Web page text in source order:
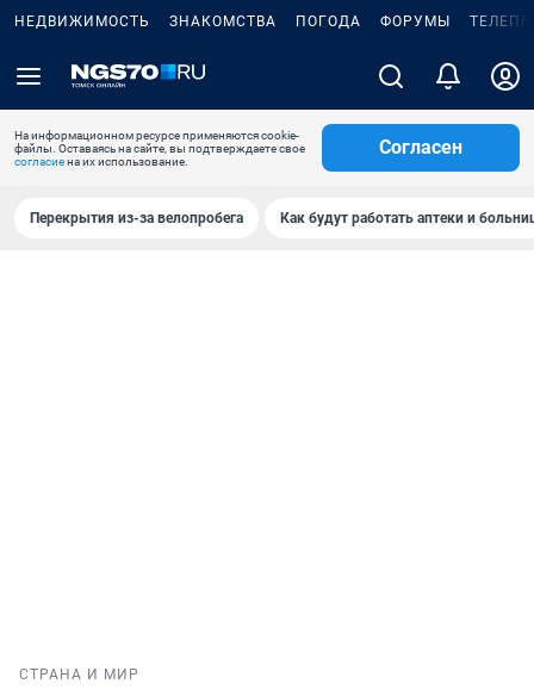
НЕДВИЖИМОСТЬ ЗНАКОМСТВА ПОГОДА ФОРУМЫ
На информационном ресурсе применяются cookie-
файлы. Оставаясь на сайте, вы подтверждаете свое
согласиена их использование.
Согласен
Перекрытия из-за велопробега Как будут работать аптеки и
СТРАНА И МИР